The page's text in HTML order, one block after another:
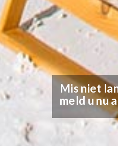
Mis niet
meld u nu